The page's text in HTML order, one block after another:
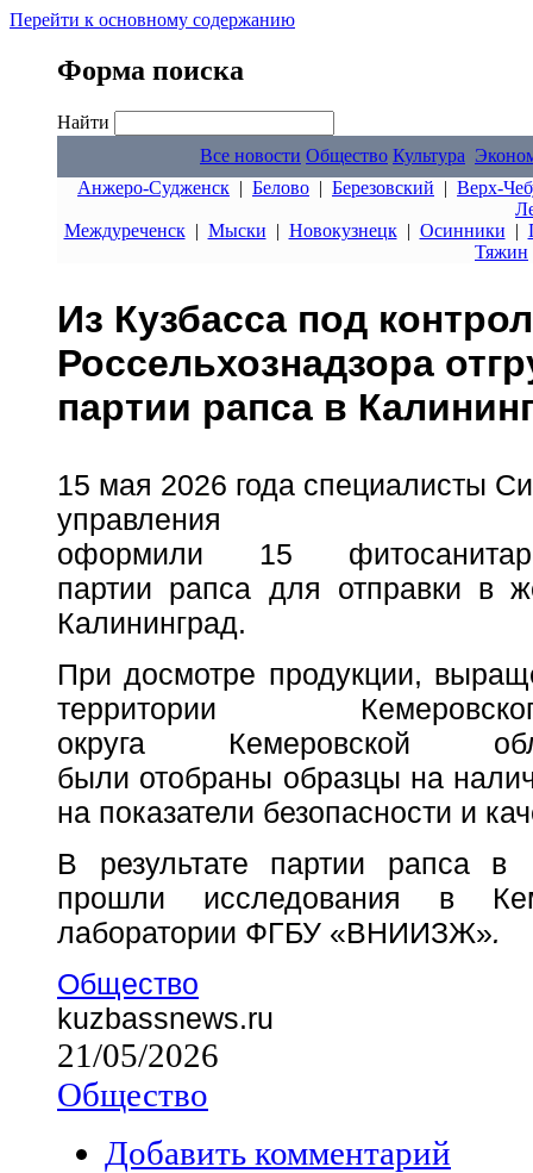
Перейти к основному содержанию
Форма поиска
Найти
Все новости Общество Культура
Анжеро-Судженск | Белово | Березовский | Верх-
Междуреченск| Мыски | Новокузнецк| Осинники |
Тяжин
Из Кузбасса под
Россельхознадзора
партии рапса в
15 мая 2026 года специалисты
управления
оформили 15
партии рапса для отправки в
Калининград.
При досмотре продукции,
территории
округа Кемеровской
были отобраны образцы на
на показатели безопасности и
В результате партии рапса
прошли исследования в
лаборатории ФГБУ «ВНИИЗЖ».
Общество
kuzbassnews.ru
21/05/2026
Общество
Добавить комментарий